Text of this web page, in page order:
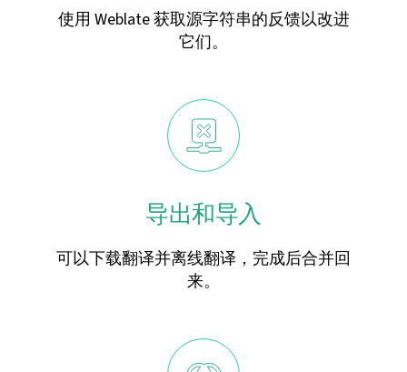
使用 Weblate 获取源字符串的反馈以改进
它们。
导出和导入
可以下载翻译并离线翻译，完成后合并回
来。